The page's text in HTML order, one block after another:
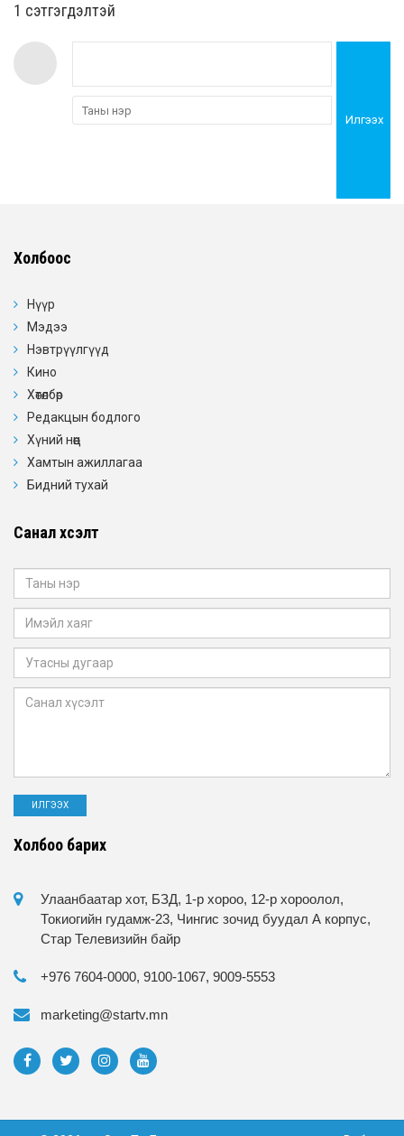
1 сэтгэгдэлтэй
Илгээх
Холбоос
Нүүр
Мэдээ
Нэвтрүүлгүүд
Кино
Хөтөлбөр
Редакцын бодлого
Хүний нөөц
Хамтын ажиллагаа
Бидний тухай
Санал хүсэлт
Холбоо барих
Улаанбаатар хот, БЗД, 1-р хороо, 12-р хороолол,
Токиогийн гудамж-23, Чингис зочид буудал А корпус,
Стар Телевизийн байр
+976 7604-0000, 9100-1067, 9009-5553
marketing@startv.mn